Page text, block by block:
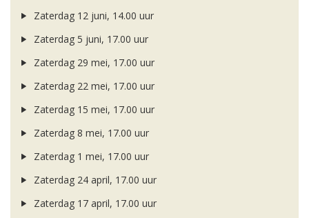
Zaterdag 12 juni, 14.00 uur
Zaterdag 5 juni, 17.00 uur
Zaterdag 29 mei, 17.00 uur
Zaterdag 22 mei, 17.00 uur
Zaterdag 15 mei, 17.00 uur
Zaterdag 8 mei, 17.00 uur
Zaterdag 1 mei, 17.00 uur
Zaterdag 24 april, 17.00 uur
Zaterdag 17 april, 17.00 uur